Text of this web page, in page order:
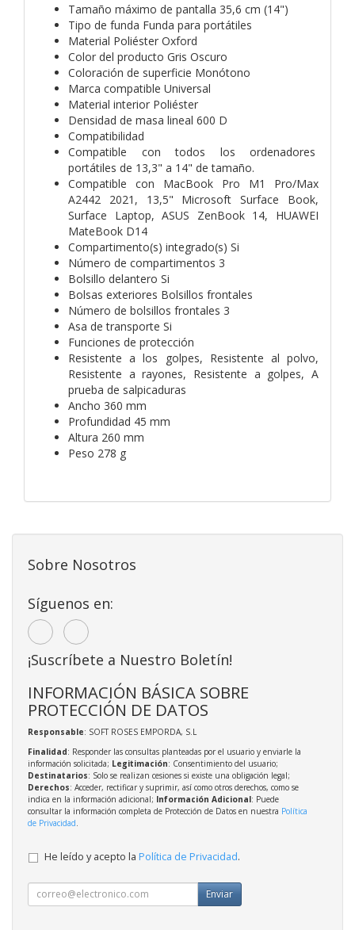
Tamaño máximo de pantalla 35,6 cm (14")
Tipo de funda Funda para portátiles
Material Poliéster Oxford
Color del producto Gris Oscuro
Coloración de superficie Monótono
Marca compatible Universal
Material interior Poliéster
Densidad de masa lineal 600 D
Compatibilidad
Compatible con todos los ordenadores
portátiles de 13,3" a 14" de tamaño.
Compatible con MacBook Pro M1 Pro/Max
A2442 2021, 13,5" Microsoft Surface Book,
Surface Laptop, ASUS ZenBook 14, HUAWEI
MateBook D14
Compartimento(s) integrado(s) Si
Número de compartimentos 3
Bolsillo delantero Si
Bolsas exteriores Bolsillos frontales
Número de bolsillos frontales 3
Asa de transporte Si
Funciones de protección
Resistente a los golpes, Resistente al polvo,
Resistente a rayones, Resistente a golpes, A
prueba de salpicaduras
Ancho 360 mm
Profundidad 45 mm
Altura 260 mm
Peso 278 g
Sobre Nosotros
Síguenos en:
¡Suscríbete a Nuestro Boletín!
INFORMACIÓN BÁSICA SOBRE
PROTECCIÓN DE DATOS
Responsable: SOFT ROSES EMPORDA, S.L
Finalidad: Responder las consultas planteadas por el usuario y enviarle la
información solicitada; Legitimación: Consentimiento del usuario;
Destinatarios: Solo se realizan cesiones si existe una obligación legal;
Derechos: Acceder, rectificar y suprimir, así como otros derechos, como se
indica en la información adicional; Información Adicional: Puede
consultar la información completa de Protección de Datos en nuestra Política
de Privacidad
He leído y acepto la Política de Privacidad.
Enviar